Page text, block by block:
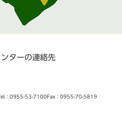
ターの連絡先
：0955-53-7100Fax：0955-70-5819